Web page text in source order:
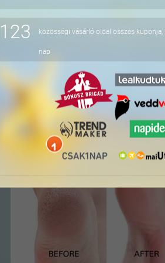
123 közösségi vásárló oldal összes
nap
-60%